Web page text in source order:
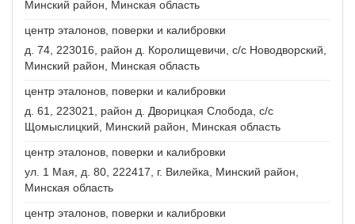
Минский район, Минская область
центр эталонов, поверки и калибровки
д. 74, 223016, район д. Королищевичи, с/с Новодворский,
Минский район, Минская область
центр эталонов, поверки и калибровки
д. 61, 223021, район д. Дворицкая Слобода, с/с
Щомыслицкий, Минский район, Минская область
центр эталонов, поверки и калибровки
ул. 1 Мая, д. 80, 222417, г. Вилейка, Минский район,
Минская область
центр эталонов, поверки и калибровки